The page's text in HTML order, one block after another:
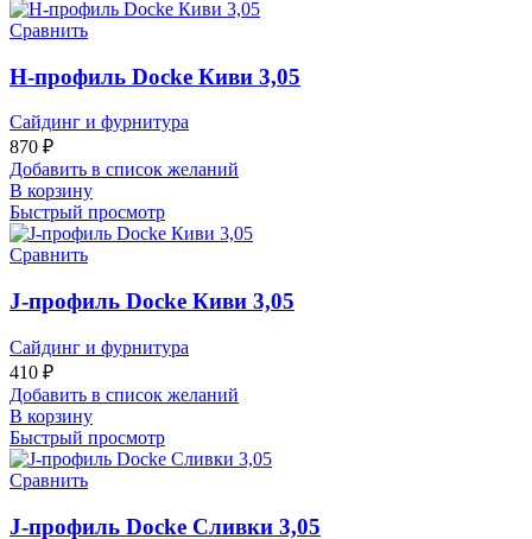
Сравнить
H-профиль Docke Киви 3,05
Сайдинг и фурнитура
870 ₽
Добавить в список желаний
В корзину
Быстрый просмотр
Сравнить
J-профиль Docke Киви 3,05
Сайдинг и фурнитура
410 ₽
Добавить в список желаний
В корзину
Быстрый просмотр
Сравнить
J-профиль Docke Сливки 3,05